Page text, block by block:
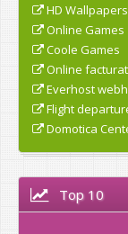
HD Wallpapers
Online Games
Coole Games
Online
Everhost
Flight
Domotica
Top 10